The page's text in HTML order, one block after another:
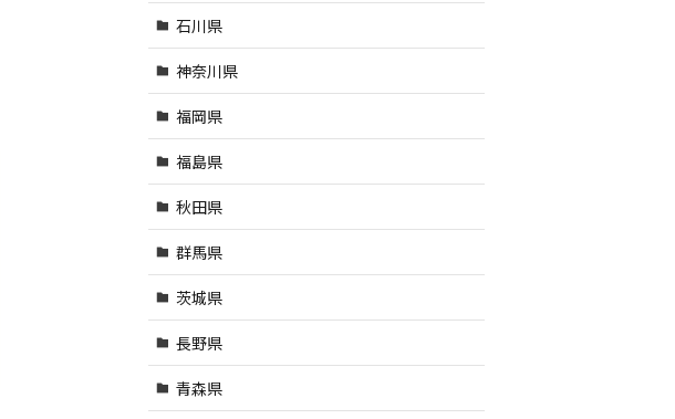
石川県
神奈川県
福岡県
福島県
秋田県
群馬県
茨城県
長野県
青森県